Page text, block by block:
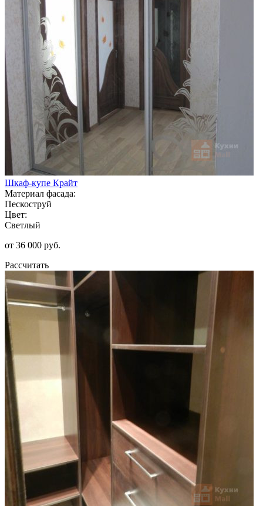
Шкаф-купе Крайт
Материал фасада:
Пескоструй
Цвет:
Светлый
от 36 000 руб.
Рассчитать